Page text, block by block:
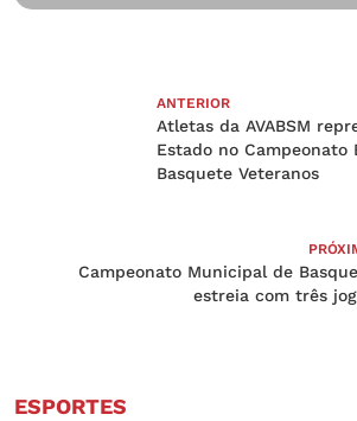
ANTERIOR
Atletas da AVABSM
Estado no Campeonato
Basquete Veteranos
Campeonato Municipal de
estreia com três
ESPORTES